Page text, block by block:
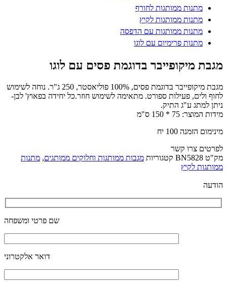
מתנות ממותגות לחורף
מתנות ממותגות לקיץ
מתנות ממותגות עם הדפסה
מתנות פרימיום עם לוגו
מגבת מיקופייבר בדוגמת פסים עם לוגו
מגבת מיקופייבר בדוגמת פסים, 100% פוליאסטר, 250 ג"ר. נוחה לשימוש
לחוף ולים, פעילות ספורט. מתאימה לשימוש חוזר.כל יחידה בפאוץ' לבן-
ניתן למתג ע"ג התיק.
מידות המוצר: 75 * 150 ס"מ
מינימום הזמנה 100 יח
לפרטים צרו קשר
מק"ט BN5828 קטגוריות מגבות ממותגות וחלוקים ממותגים, מתנות
ממותגות לקיץ
הודעה
שם פרטי ומשפחה
דואר אלקטרוני